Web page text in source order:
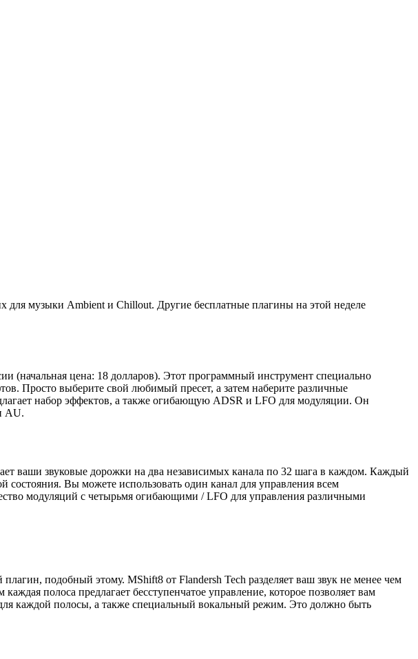
музыки Ambient и Chillout. Другие бесплатные плагины на этой неделе
(начальная цена: 18 долларов). Этот программный инструмент специально
Просто выберите свой любимый пресет, а затем наберите различные
набор эффектов, а также огибающую ADSR и LFO для модуляции. Он
AU.
ваши звуковые дорожки на два независимых канала по 32 шага в каждом. Каждый
состояния. Вы можете использовать один канал для управления всем
модуляций с четырьмя огибающими / LFO для управления различными
подобный этому. MShift8 от Flandersh Tech разделяет ваш звук не менее чем
полоса предлагает бесступенчатое управление, которое позволяет вам
каждой полосы, а также специальный вокальный режим. Это должно быть